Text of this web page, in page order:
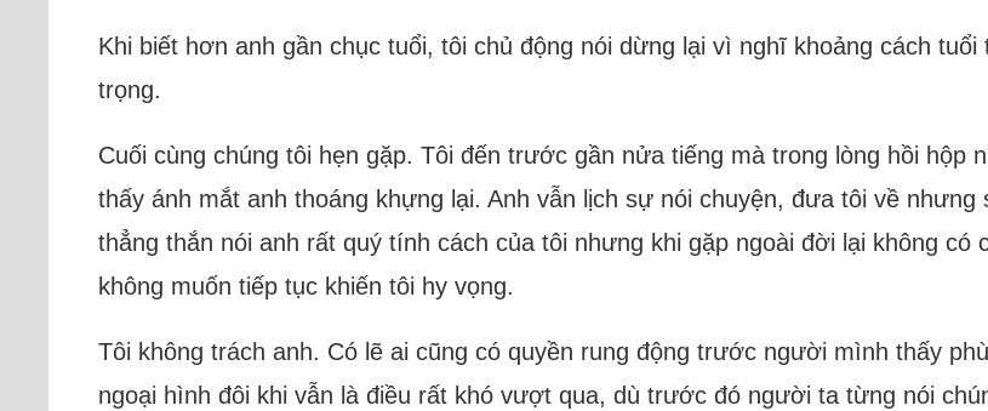
Khi biết hơn anh gần chục tuổi, tôi chủ động nói dừng lại vì nghĩ khoảng cách
trọng.
Cuối cùng chúng tôi hẹn gặp. Tôi đến trước gần nửa tiếng mà trong lòng hồi hộp
thấy ánh mắt anh thoáng khựng lại. Anh vẫn lịch sự nói chuyện, đưa tôi về
thẳng thắn nói anh rất quý tính cách của tôi nhưng khi gặp ngoài đời lại không
không muốn tiếp tục khiến tôi hy vọng.
Tôi không trách anh. Có lẽ ai cũng có quyền rung động trước người mình thấy
ngoại hình đôi khi vẫn là điều rất khó vượt qua, dù trước đó người ta từng nói